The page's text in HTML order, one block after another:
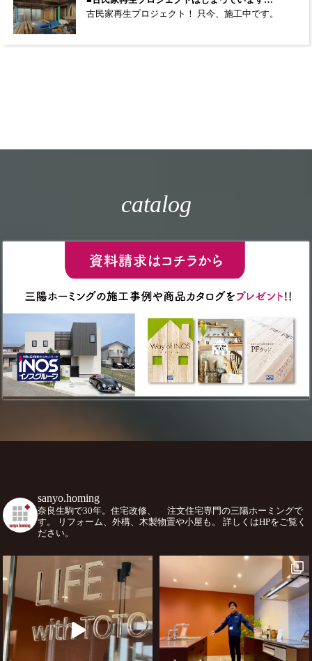
古民家再生プロジェクト！ 只今、施工中です。
catalog
sanyo.homing
奈良生駒で30年。住宅改修、
注文住宅専門の三陽ホーミングで
す。
リフォーム、外構、木製物置や小屋も。
詳しくはHPをご覧く
ださい。